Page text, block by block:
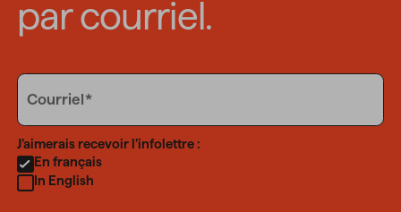
par courriel.
Email
Courriel
Language
J’aimerais recevoir l’infolettre :
En français
In English